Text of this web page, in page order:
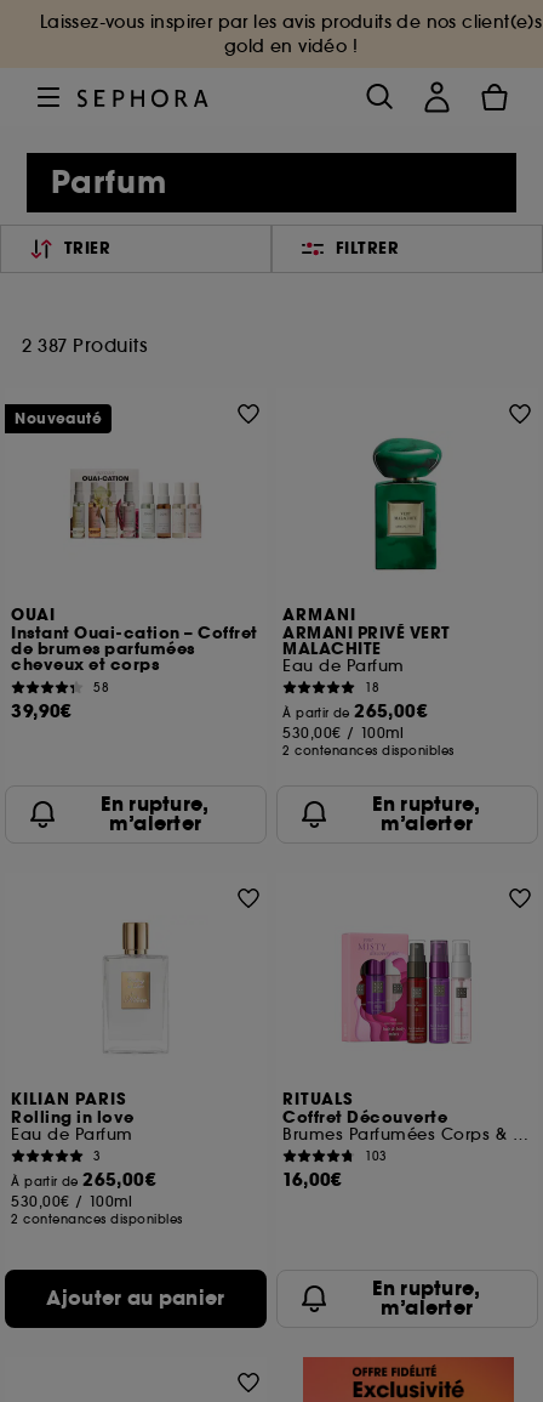
Laissez-vous inspirer par les avis produits de nos client(e)s
gold en vidéo !
Parfum
TRIER FILTRER
2 387 Produits
OUAI
Instant Ouai-cation – Coffret
de brumes parfumées
cheveux et corps
58
39,90€
En rupture,
m’alerter
Nouveauté
ARMANI
ARMANI PRIVÉ VERT
MALACHITE
Eau de Parfum
18
À partir de265,00€
530,00€ / 100ml
2 contenances disponibles
En rupture,
m’alerter
KILIAN PARIS
Rolling in love
Eau de Parfum
3
À partir de265,00€
530,00€ / 100ml
2 contenances disponibles
Ajouter au panier
RITUALS
Coffret Découverte
Brumes Parfumées Corps & Cheveux
103
16,00€
En rupture,
m’alerter